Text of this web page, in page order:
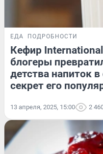
ЕДА ПОДРОБНОСТИ
Кефир
блогеры
детства напиток
секрет его
13 апреля, 2025, 15:00 2